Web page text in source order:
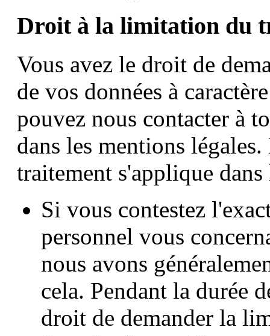
Droit à la limitation du
Vous avez le droit de
de vos données à
pouvez nous contacter à
dans les mentions
traitement s'applique dans
Si vous contestez
personnel vous
nous avons
cela. Pendant la durée
droit de demander la